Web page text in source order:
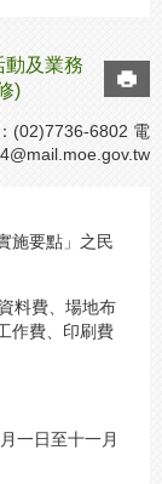
動及業務
)
(02)7736-6802 電
施要點」之民
料費、場地布
作費、印刷費
一日至十一月